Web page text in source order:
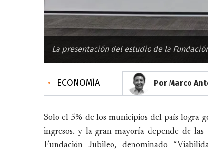
La presentación del estudio de la
• ECONOMÍA Por Marco
Solo el 5% de los municipios del país logra
ingresos. y la gran mayoría depende de
Fundación Jubileo, denominado